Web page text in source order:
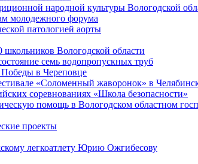
народной культуры Вологодской
молодежного форума
патологией аорты
Вологодской области
семь водопропускных труб
в Череповце
«Соломенный жаворонок» в
соревнованиях «Школа безопасности»
помощь в Вологодском областном
проекты
легкоатлету Юрию Ожгибесову